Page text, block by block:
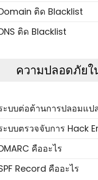
ติด Blacklist
ติด Blacklist
ความปลอดภัยใ
ะบบต่อต้านการปลอมแป
ะบบตรวจจับการ Hack
คืออะไร
Record คืออะไร